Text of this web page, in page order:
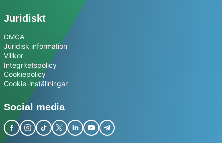
Juridiskt
DMCA
Juridisk information
Villkor
Integritetspolicy
Cookiepolicy
Cookie-inställningar
Social media